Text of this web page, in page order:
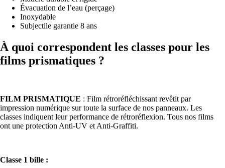
Évacuation de l’eau (perçage)
Inoxydable
Subjectile garantie 8 ans
À quoi correspondent les classes pour les
films prismatiques ?
FILM PRISMATIQUE : Film rétroréfléchissant revêtit par
impression numérique sur toute la surface de nos panneaux. Les
classes indiquent leur performance de rétroréflexion. Tous nos films
ont une protection Anti-UV et Anti-Graffiti.
Classe 1 bille :